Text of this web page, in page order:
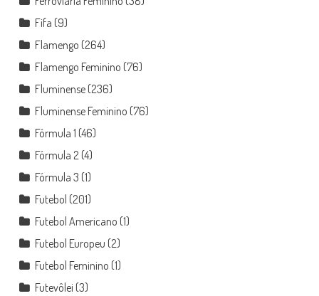
Fifa (9)
Flamengo (264)
Flamengo Feminino (76)
Fluminense(236)
Fluminense Feminino (76)
Fórmula 1 (46)
Fórmula 2(4)
Fórmula 3 (1)
Futebol (201)
Futebol Americano (1)
Futebol Europeu (2)
Futebol Feminino (1)
Futevôlei (3)